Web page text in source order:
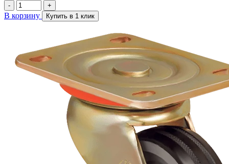
- +
В корзину Купить в 1 клик